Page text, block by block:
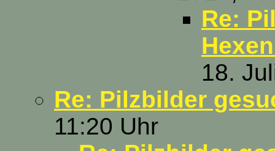
Re:
18.
Re: Pilzbilder
11:20 Uhr